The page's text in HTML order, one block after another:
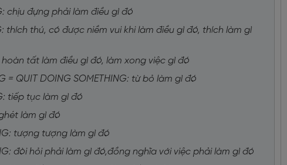
chịu đựng phải làm điều gì đó
thích thú, có được niềm vui khi làm điều gì đó, thích làm gì
hoàn tất làm điều gì đó, làm xong việc gì đó
= QUIT DOING SOMETHING: từ bỏ làm gì đó
tiếp tục làm gì đó
ghét làm gì đó
tượng tượng làm gì đó
đòi hỏi phải làm gì đó,đồng nghĩa với việc phải làm gì đó